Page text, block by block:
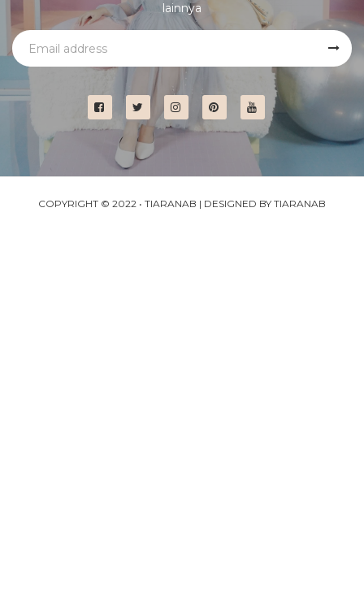
lainnya
COPYRIGHT © 2022 • TIARANAB | DESIGNED BY TIARANAB